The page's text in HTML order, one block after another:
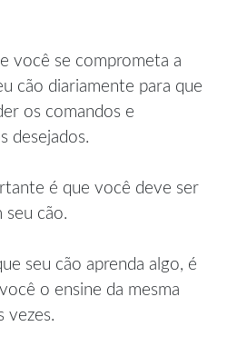
você se comprometa a
cão diariamente para que
os comandos e
desejados.
é que você deve ser
seu cão.
seu cão aprenda algo, é
o ensine da mesma
vezes.